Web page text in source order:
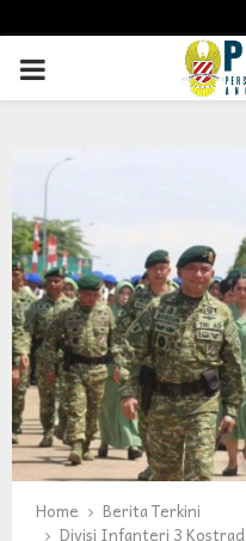
PRIMARY
Home
Berita Terkini
Divisi Infanteri 3 Kostrad